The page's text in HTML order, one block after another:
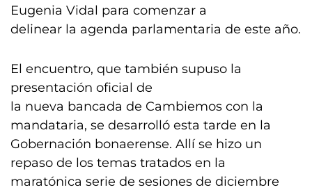
Eugenia Vidal para comenzar a
delinear la agenda parlamentaria de este año.
El encuentro, que también supuso la
presentación oficial de
la nueva bancada de Cambiemos con la
mandataria, se desarrolló esta tarde en la
Gobernación bonaerense. Allí se hizo un
repaso de los temas tratados en la
maratónica serie de sesiones de diciembre